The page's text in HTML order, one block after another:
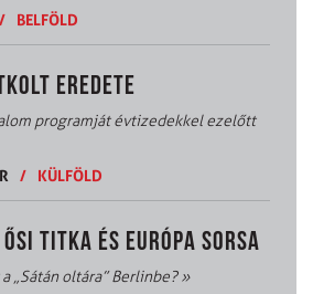
/ BELFÖLD
EREDETE
programját évtizedekkel ezelőtt
/ KÜLFÖLD
ŐSI TITKA ÉS EURÓPA SORSA
„Sátán oltára” Berlinbe?»